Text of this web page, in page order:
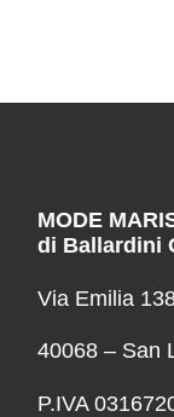
MODE
di Ballardini
Via Emilia
40068 – San
P.IVA